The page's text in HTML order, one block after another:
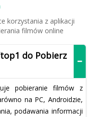
korzystania z aplikacji
filmów online
do Pobierz
pobieranie filmów z
na PC, Androidzie,
podawania informacji